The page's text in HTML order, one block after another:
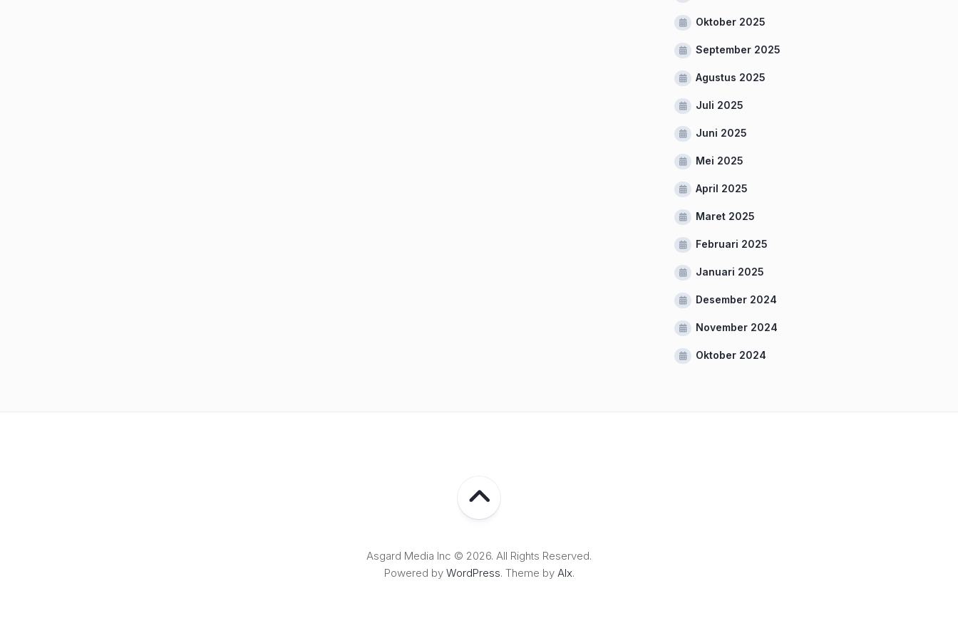
Oktober 2025
September 2025
Agustus 2025
Juli 2025
Juni 2025
Mei 2025
April 2025
Maret 2025
Februari 2025
Januari 2025
Desember 2024
November 2024
Oktober 2024
Asgard Media Inc © 2026. All Rights Reserved.
Powered by WordPress. Theme by Alx.